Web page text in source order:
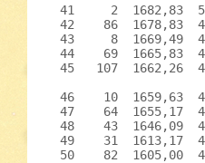
41     2  1682,83
42    86  1678,83
43     8  1669,49
44    69  1665,83
45   107  1662,26
46    10  1659,63
47    64  1655,17
48    43  1646,09
49    31  1613,17
50    82  1605,00